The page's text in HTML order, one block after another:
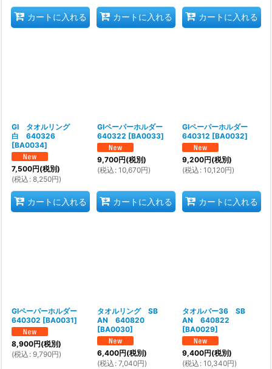
カートに入れる カートに入れる カートに入れる
GI タオルリング
白 640326
[BA0034]
7,500円(税別)
(税込 : 8,250円)
カートに入れる
GIペーパーホルダー
640322 [BA0033]
9,700円(税別)
(税込 : 10,670円)
カートに入れる
GIペーパーホルダー
640312 [BA0032]
9,200円(税別)
(税込 : 10,120円)
カートに入れる
GIペーパーホルダー
640302 [BA0031]
8,900円(税別)
(税込 : 9,790円)
タオルリング SB
AN 640820
[BA0030]
6,400円(税別)
(税込 : 7,040円)
タオルバー36 SB
AN 640822
[BA0029]
9,400円(税別)
(税込 : 10,340円)